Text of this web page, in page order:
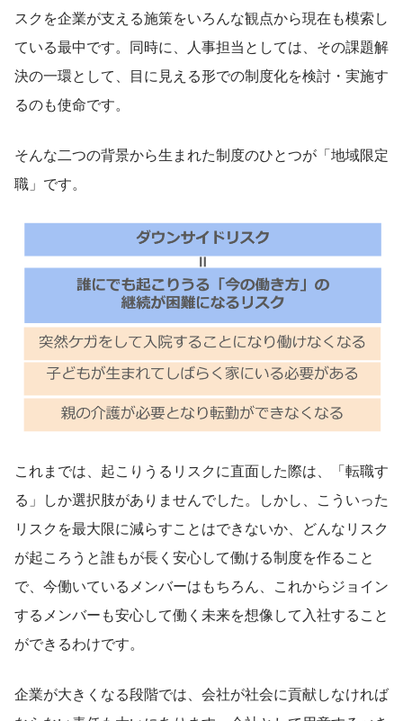
スクを企業が支える施策をいろんな観点から現在も模索し
ている最中です。同時に、人事担当としては、その課題解
決の一環として、目に見える形での制度化を検討・実施す
るのも使命です。
そんな二つの背景から生まれた制度のひとつが「地域限定
職」です。
これまでは、起こりうるリスクに直面した際は、「転職す
る」しか選択肢がありませんでした。しかし、こういった
リスクを最大限に減らすことはできないか、どんなリスク
が起ころうと誰もが長く安心して働ける制度を作ること
で、今働いているメンバーはもちろん、これからジョイン
するメンバーも安心して働く未来を想像して入社すること
ができるわけです。
企業が大きくなる段階では、会社が社会に貢献しなければ